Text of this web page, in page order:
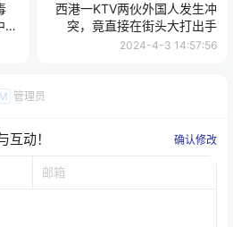
国
西港一KTV两伙外国人发生冲
突，竟直接在街头大打出手
2024-4-3 14:57:56
M 管理员
动！ 确认修改